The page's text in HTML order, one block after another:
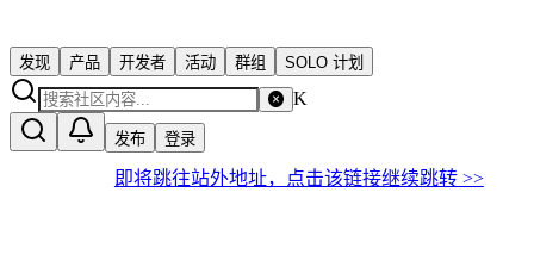
发现 产品 开发者 活动 群组 SOLO 计划
K
发布 登录
即将跳往站外地址，点击该链接继续跳转 >>